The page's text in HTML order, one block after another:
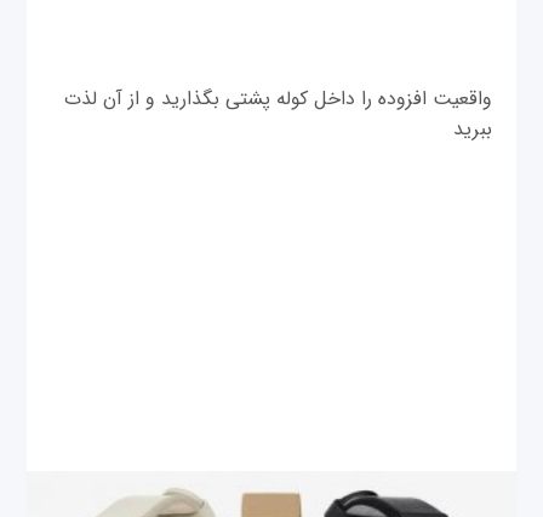
واقعیت افزوده را داخل کوله پشتی بگذارید و از آن لذت
ببرید